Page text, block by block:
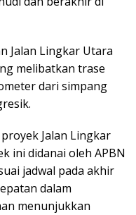
Lingkar Utara
melibatkan trase
dari simpang
Jalan Lingkar
ini didanai oleh APBN
jadwal pada akhir
dalam
menunjukkan